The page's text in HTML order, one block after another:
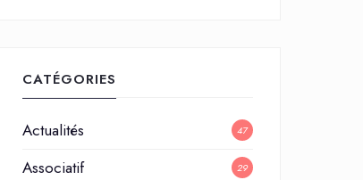
CATÉGORIES
Actualités 47
Associatif 29